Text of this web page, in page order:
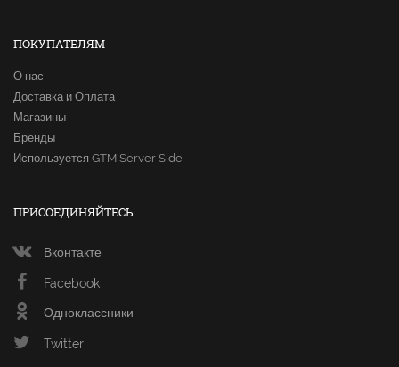
ПОКУПАТЕЛЯМ
О нас
Доставка и Оплата
Магазины
Бренды
Используется GTM Server Side
ПРИСОЕДИНЯЙТЕСЬ
Вконтакте
Facebook
Одноклассники
Twitter